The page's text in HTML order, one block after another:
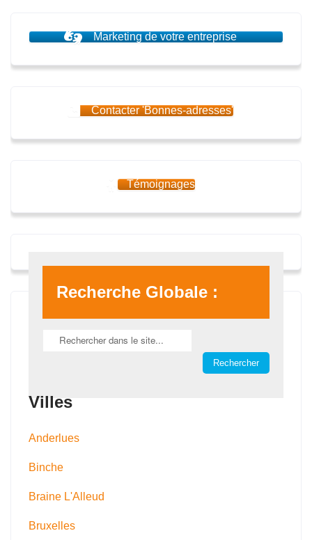
Marketing de votre entreprise
Contacter 'Bonnes-adresses'
Témoignages
Recherche Globale :
Villes
Anderlues
Binche
Braine L'Alleud
Bruxelles